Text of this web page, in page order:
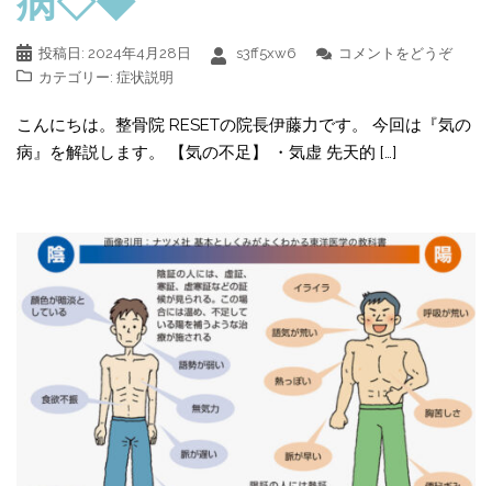
投稿日: 2024年4月28日 s3ff5xw6
コメントをどうぞ
カテゴリー: 症状説明
こんにちは。整骨院 RESETの院長伊藤力です。 今回は『気の
病』を解説します。 【気の不足】 ・気虚 先天的 […]